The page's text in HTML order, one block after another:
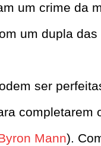
um crime da
um dupla das
ser
completarem
Mann).